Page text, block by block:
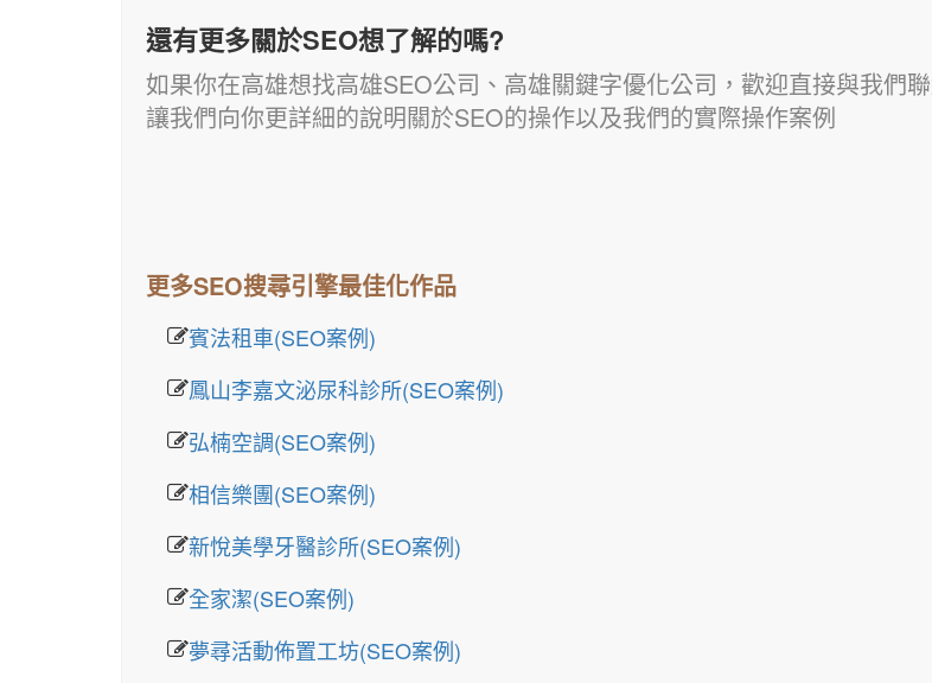
還有更多關於SEO想了解的嗎?
如果你在高雄想找高雄SEO公司、高雄關鍵字優化公司，歡迎直接與我們
讓我們向你更詳細的說明關於SEO的操作以及我們的實際操作案例
更多SEO搜尋引擎最佳化作品
賓法租車(SEO案例)
鳳山李嘉文泌尿科診所(SEO案例)
弘楠空調(SEO案例)
相信樂團(SEO案例)
新悅美學牙醫診所(SEO案例)
全家潔(SEO案例)
夢尋活動佈置工坊(SEO案例)